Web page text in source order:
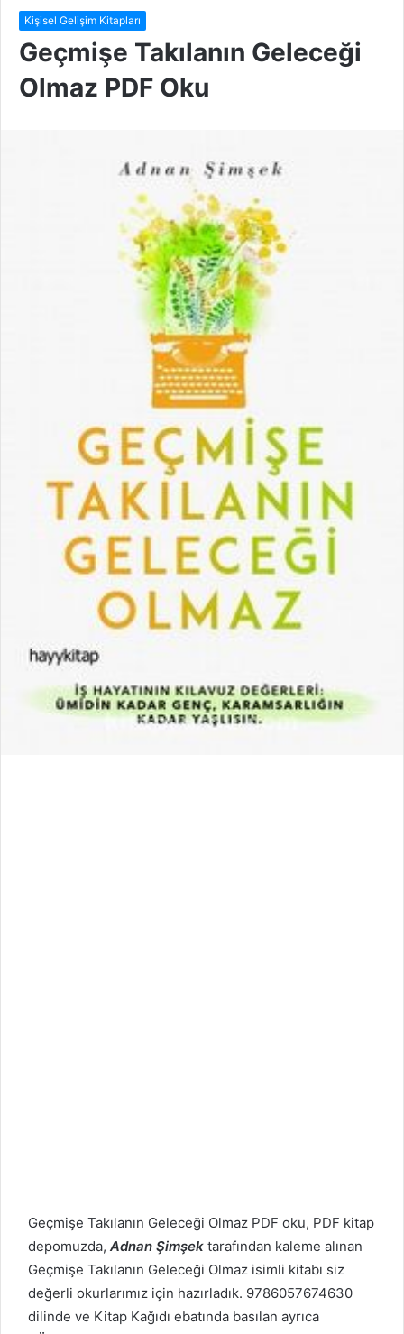
Kişisel Gelişim Kitapları
Geçmişe Takılanın Geleceği
Olmaz PDF Oku
Geçmişe Takılanın Geleceği Olmaz PDF oku, PDF kitap
depomuzda, Adnan Şimşek tarafından kaleme alınan
Geçmişe Takılanın Geleceği Olmaz isimli kitabı siz
değerli okurlarımız için hazırladık. 9786057674630
dilinde ve Kitap Kağıdı ebatında basılan ayrıca